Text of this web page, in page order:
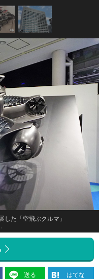
した「空飛ぶクルマ」
送る はてな